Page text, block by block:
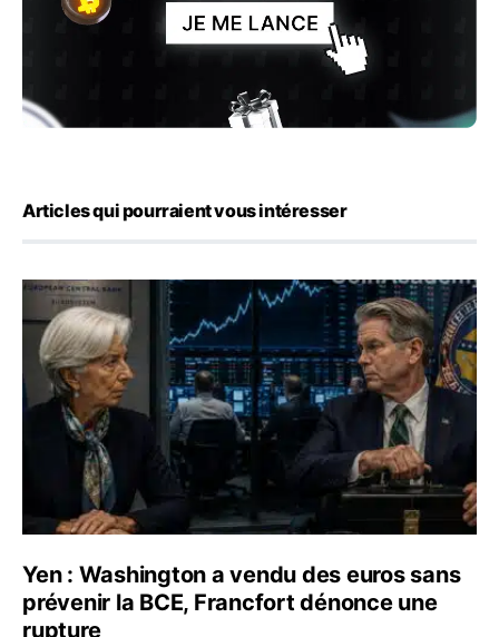
Articles qui pourraient vous intéresser
Yen : Washington a vendu des euros sans prévenir la
Yen : Washington a vendu des euros sans
prévenir la BCE, Francfort dénonce une
rupture